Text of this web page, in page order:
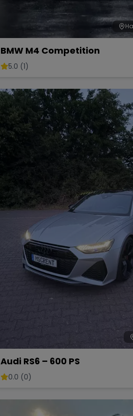
BMW M4 Competition
5.0 (1)
Audi RS6 – 600 PS
0.0 (0)